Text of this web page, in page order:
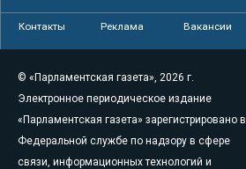
Контакты Реклама Вакансии
© «Парламентская газета», 2026 г.
Электронное периодическое издание
«Парламентская газета» зарегистрировано в
Федеральной службе по надзору в сфере
связи, информационных технологий и